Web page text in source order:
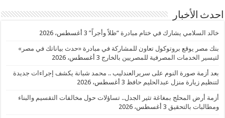
احدث الأخبار
خالد السلامي يشارك في ختام مبادرة “ظلاً وأجراً” 3 أغسطس، 2026
بنك مصر يوقع بروتوكول تعاون للمشاركة في مبادرة «حدث بياناتك في مصر»
لتيسير الخدمات المصرفية للمصريين بالخارج 3 أغسطس، 2026
بعد أزمة صورة النوم على سريرالعندليب .. محمد شبانة يكشف إجراءات جديدة
لتنظيم زيارة منزل عبدالحليم حافظ 3 أغسطس، 2026
أزمة أرض المحلج بمغاغة تثير الجدل.. تساؤلات حول مخالفات التقسيم والبناء
ومطالبات بالتحقيق 3 أغسطس، 2026